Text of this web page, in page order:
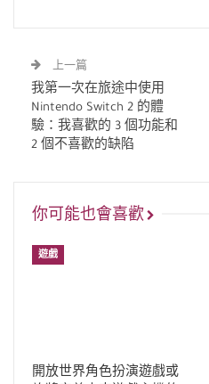
上一篇
我第一次在旅途中使用
Nintendo Switch 2 的體
驗：我喜歡的 3 個功能和
2 個不喜歡的缺陷
你可能也會喜歡
遊戲
開放世界角色扮演遊戲或